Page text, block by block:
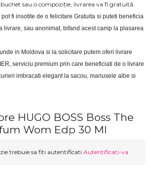
sau o compoziție, livrarea va fi gratuită.
fi insotite de o felicitare Gratuita si puteti beneficia
livrare, sau anonimat, bifand acest camp la plasarea
in Moldova si la solicitare putem oferi livrare
serviciu premium prin care beneficiati de o livrare
imbracati elegant la sacou, manusele albe si
HUGO BOSS Boss The
Wom Edp 30 Ml
trebuie sa fiti autentificati Autentificati-va